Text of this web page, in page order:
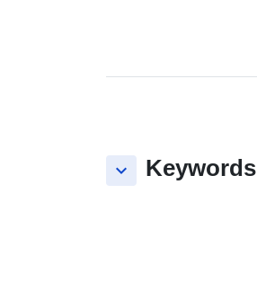
keyboard_arrow_down Keywords